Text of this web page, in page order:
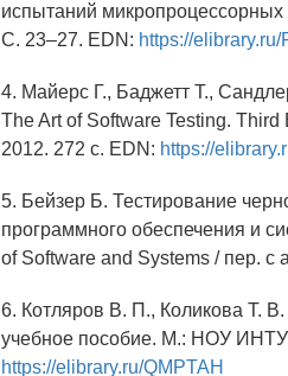
испытаний
С. 23–27. EDN: https://elibrary.ru/
4. Майерс Г., Баджетт Т.,
The Art of Software Testing.
2012. 272 с. EDN: https://
5. Бейзер Б. Тестирование
программного обеспечения и
of Software and Systems / пер. с
6. Котляров В. П., Коликова Т.
учебное пособие. М.: НОУ
https://elibrary.ru/QMPTAH